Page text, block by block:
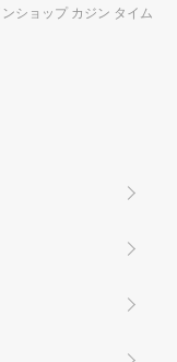
ショップ カジン タイム